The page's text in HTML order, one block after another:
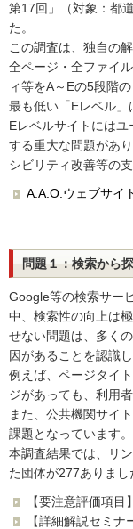
第17回」（対象：都
た。
この調査は、独自の
全ページ・全ファイ
ィ等をA～Eの5段階
最も低い「Eレベル
Eレベルサイトには
する重大な問題があ
シビリティ改善等の
A.A.O.ウェブサイ
問題１：検索から
Google等の検索サー
中、検索性の向上は
せない問題は、多く
因があることを認識し
例えば、ページタイ
ジがあっても、利用
また、公共機関サイ
課題となっています。
本調査結果では、リ
た団体が277ありまし
【要注意評価項
【詳細解説セミ